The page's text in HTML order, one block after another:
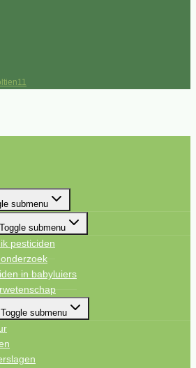
submenu
Toggle submenu
pesticiden
in babyluiers
Toggle submenu